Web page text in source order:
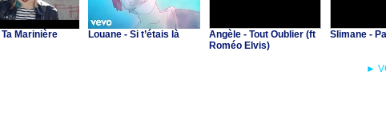
Ta Marinière Louane - Si t’étais là
Angèle - Tout Oublier (ft
Roméo Elvis)
Slimane -
►